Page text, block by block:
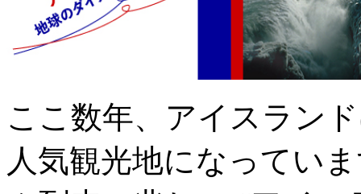
ここ数年、アイスラン
人気観光地になってい